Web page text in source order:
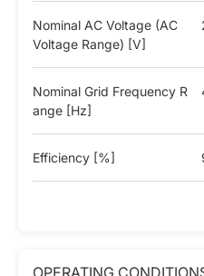
Nominal AC Voltage (AC
Voltage Range) [V]
Nominal Grid Frequency R
ange [Hz]
Efficiency [%]
OPERATING